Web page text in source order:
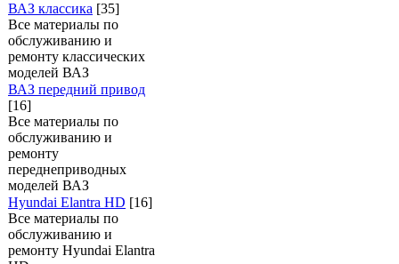
ВАЗ классика [35]
Все материалы по
обслуживанию и
ремонту классических
моделей ВАЗ
ВАЗ передний привод
[16]
Все материалы по
обслуживанию и
ремонту
переднеприводных
моделей ВАЗ
Hyundai Elantra HD [16]
Все материалы по
обслуживанию и
ремонту Hyundai Elantra